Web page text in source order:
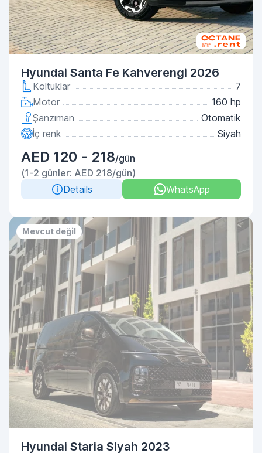
Hyundai Santa Fe Kahverengi 2026
Koltuklar
7
Motor
160 hp
Şanzıman
Otomatik
İç renk
Siyah
AED 120 - 218/gün
(1-2 günler: AED 218/gün)
Details
WhatsApp
Mevcut değil
Hyundai Staria Siyah 2023